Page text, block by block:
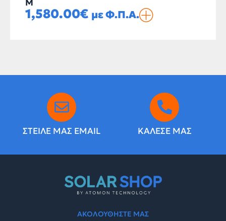
M
1,580.00€ με Φ.Π.Α.
ΣΤΕΙΛΕ ΜΑΣ EMAIL ΚΑΛΕΣΕ ΜΑΣ
ΑΚΟΛΟΥΘΗΣΤΕ ΜΑΣ